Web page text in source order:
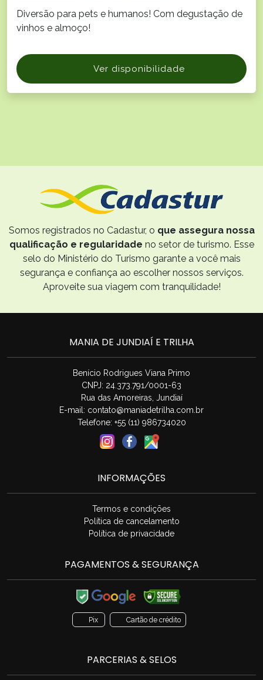
Diversão para pets e humanos! Com degustação de
vinhos e almoço!
Ver disponibilidade
Somos registrados no Cadastur, o que assegura nossa
qualificação e regularidade no setor de turismo. Esse
selo do Ministério do Turismo garante a você mais
segurança e confiança ao escolher nossos serviços.
Aproveite sua viagem com tranquilidade!
MANIA DE JUNDIAÍ E TRILHA
Benício Rodrigues Viana Primo
CNPJ: 24.373.791/0001-63
Rua das Amoreiras, Jundiaí
E-mail: contato@maniadetrilha.com.br
Telefone: +55 (11) 986734020
INFORMAÇÕES
Termos e condições
Política de cancelamento
Política de privacidade
PAGAMENTOS & SEGURANÇA
Pix Cartão de crédito
PARCERIAS & SELOS